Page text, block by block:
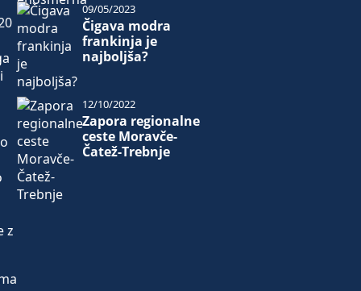
z
Čigava modra
frankinja je
najboljša?
09/05/2023
Zapora regionalne
ceste Moravče-
Čatež-Trebnje
12/10/2022